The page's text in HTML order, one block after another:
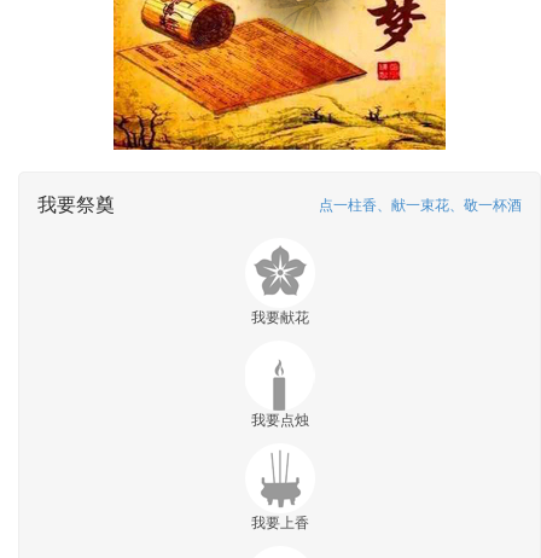
我要祭奠 点一柱香、献一束花、敬一杯酒
我要献花
我要点烛
我要上香